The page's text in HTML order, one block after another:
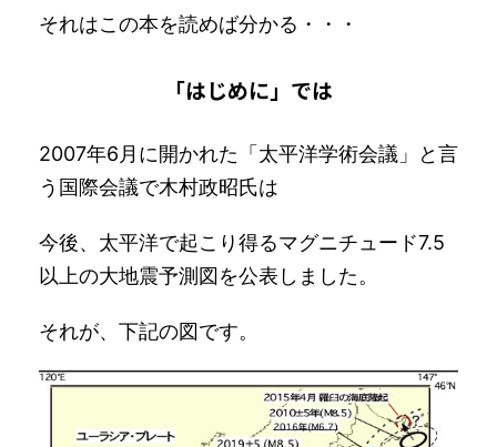
それはこの本を読めば分かる・・・
「はじめに」では
2007年6月に開かれた「太平洋学術会議」と言
う国際会議で木村政昭氏は
今後、太平洋で起こり得るマグニチュード7.5
以上の大地震予測図を公表しました。
それが、下記の図です。